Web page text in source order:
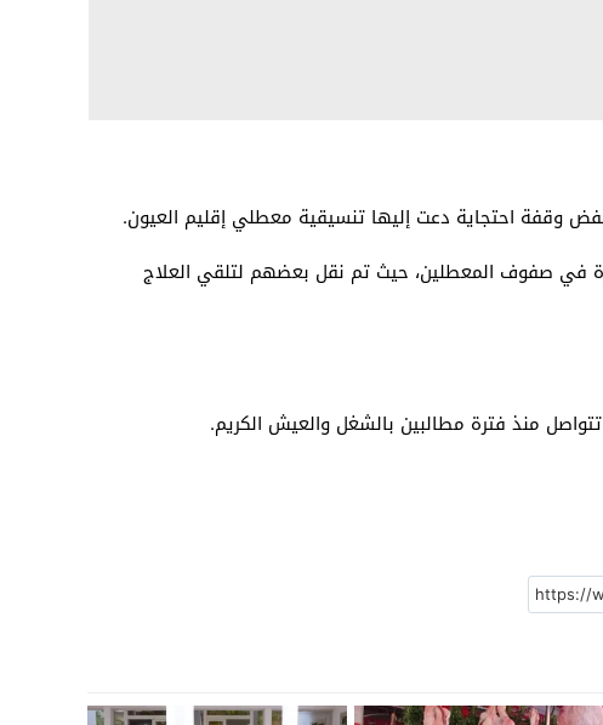
وقفة احتجاية دعت إليها تنسيقية معطلي إقليم العيون.
في صفوف المعطلين، حيث تم نقل بعضهم لتلقي العلاج
منذ فترة مطالبين بالشغل والعيش الكريم.